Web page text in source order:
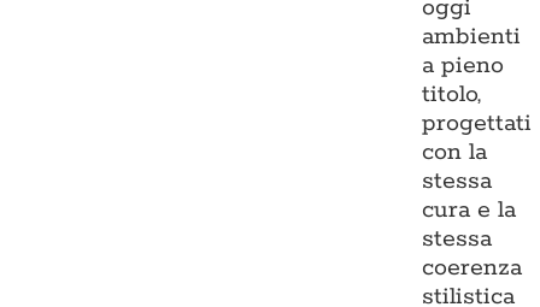
oggi
ambienti
a pieno
titolo,
progettati
con la
stessa
cura e la
stessa
coerenza
stilistica